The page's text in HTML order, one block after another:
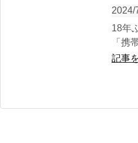
2024/
18年
「携
記事